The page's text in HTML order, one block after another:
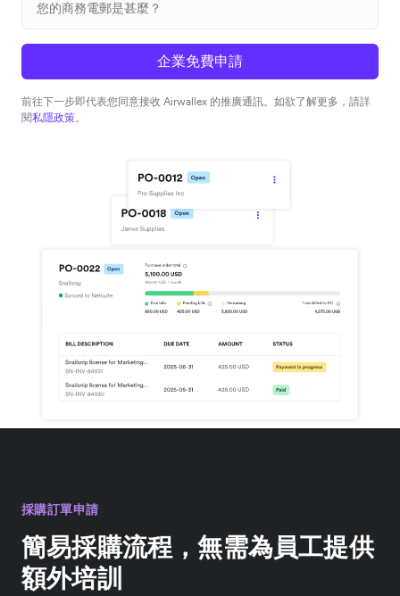
企業免費申請
前往下一步即代表您同意接收 Airwallex 的推廣通訊。如欲了解更多，請詳
閱私隱政策。
採購訂單申請
簡易採購流程，無需為員工提供
額外培訓